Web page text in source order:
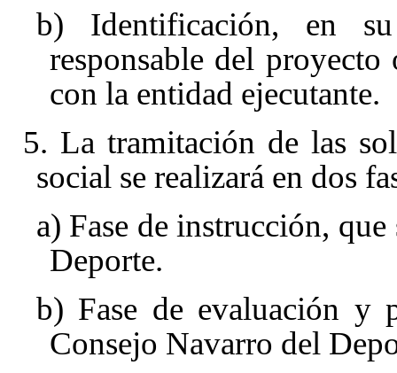
b) Identificación, en
responsable del
con la entidad ejecutante.
5. La tramitación de las
social se realizará en dos
a) Fase de instrucción,
Deporte.
b) Fase de evaluación y
Consejo Navarro del